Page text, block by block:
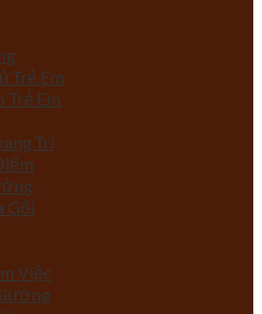
Trẻ Em
Trẻ Em
Trí
Gối
Việc